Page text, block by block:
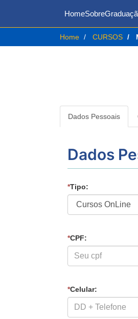
HomeSobre
Home CURSOS
Dados Pessoais
Dados
*Tipo:
*CPF:
*Celular: